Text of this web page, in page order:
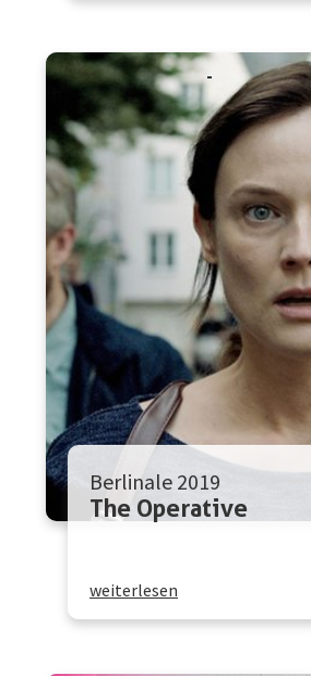
Berlinale 2019
The Operative
weiterlesen